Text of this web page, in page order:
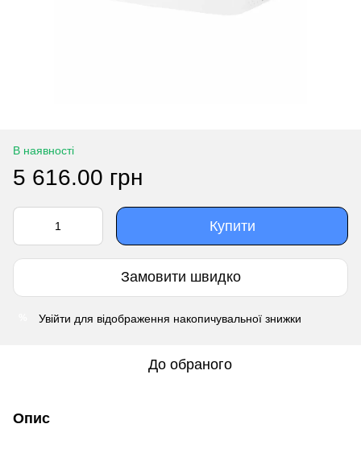
В наявності
5 616.00 грн
Купити
Замовити швидко
Увійти для відображення накопичувальної знижки
До обраного
Опис